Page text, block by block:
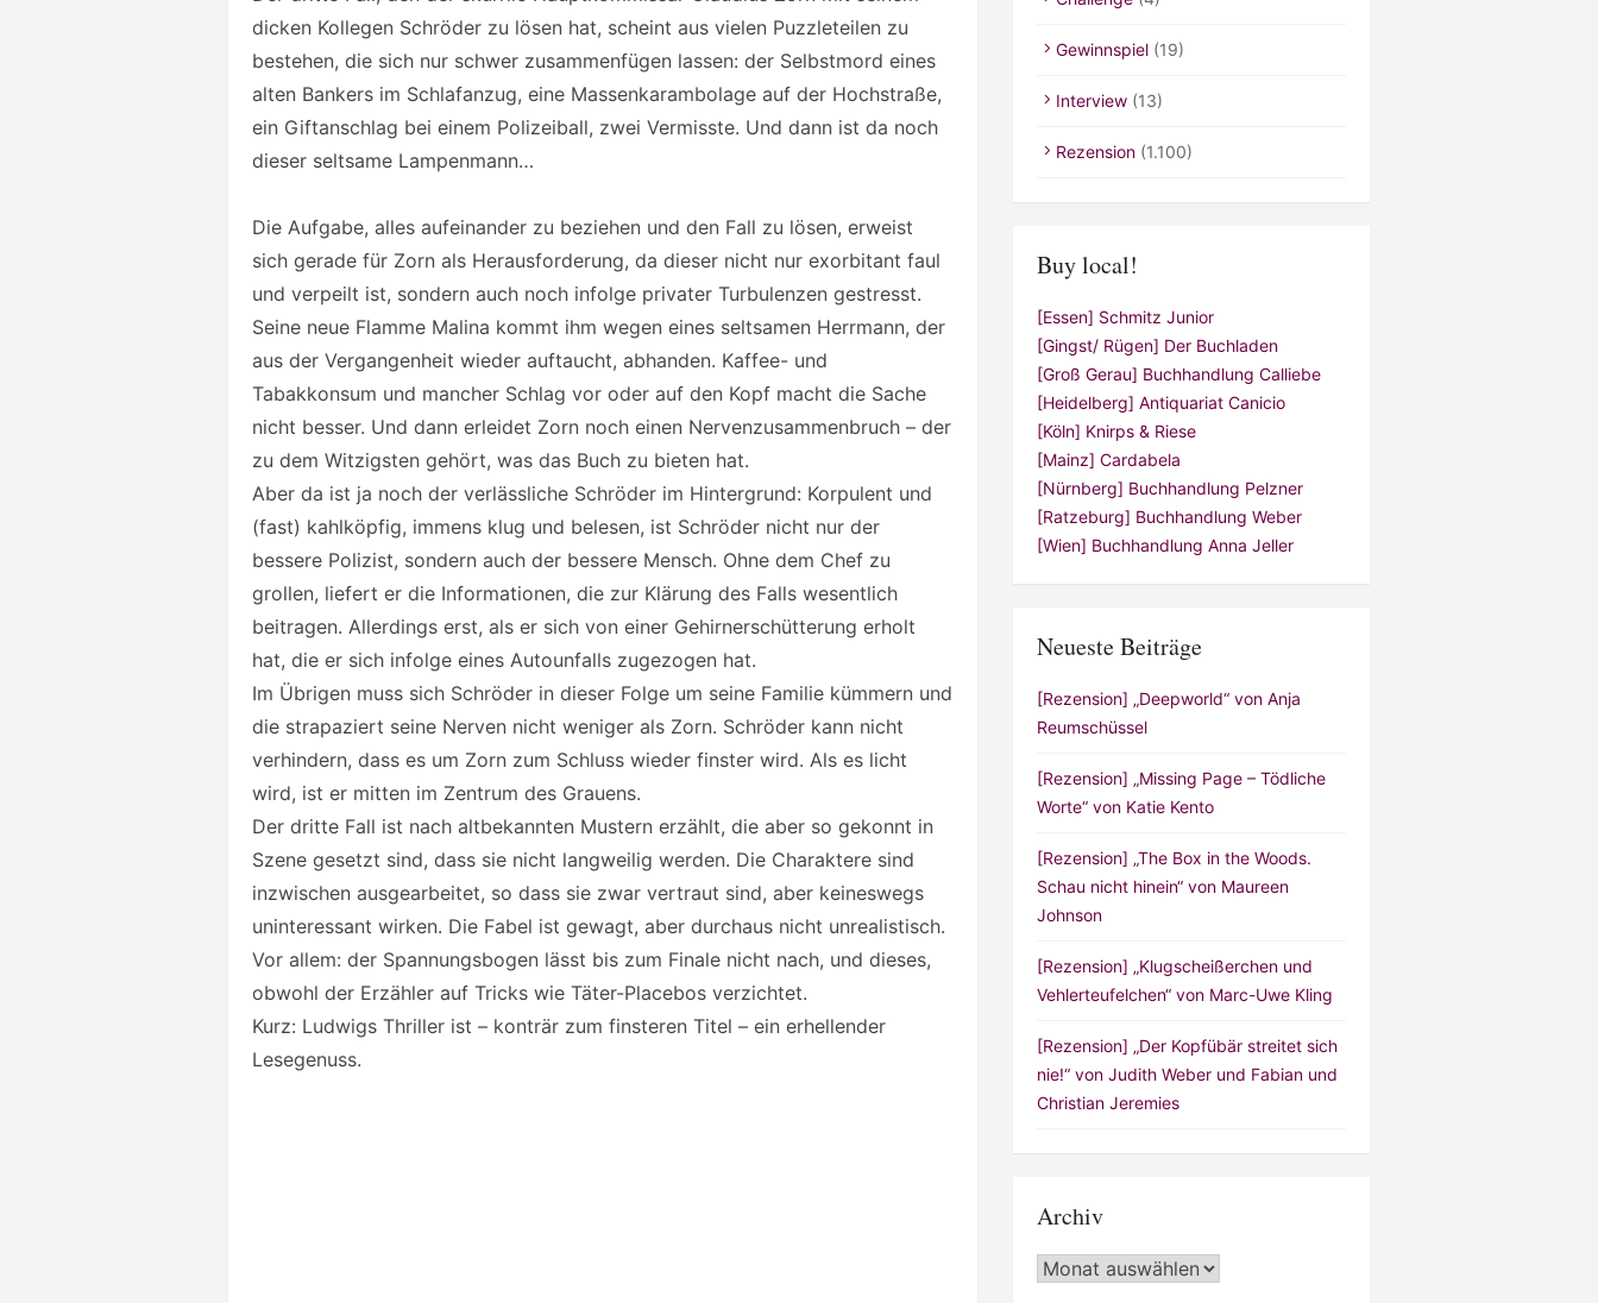
dicken Kollegen Schröder zu lösen hat, scheint aus vielen Puzzleteilen zu
bestehen, die sich nur schwer zusammenfügen lassen: der Selbstmord eines
alten Bankers im Schlafanzug, eine Massenkarambolage auf der Hochstraße,
ein Giftanschlag bei einem Polizeiball, zwei Vermisste. Und dann ist da noch
dieser seltsame Lampenmann…
Die Aufgabe, alles aufeinander zu beziehen und den Fall zu lösen, erweist
sich gerade für Zorn als Herausforderung, da dieser nicht nur exorbitant faul
und verpeilt ist, sondern auch noch infolge privater Turbulenzen gestresst.
Seine neue Flamme Malina kommt ihm wegen eines seltsamen Herrmann, der
aus der Vergangenheit wieder auftaucht, abhanden. Kaffee- und
Tabakkonsum und mancher Schlag vor oder auf den Kopf macht die Sache
nicht besser. Und dann erleidet Zorn noch einen Nervenzusammenbruch – der
zu dem Witzigsten gehört, was das Buch zu bieten hat.
Aber da ist ja noch der verlässliche Schröder im Hintergrund: Korpulent und
(fast) kahlköpfig, immens klug und belesen, ist Schröder nicht nur der
bessere Polizist, sondern auch der bessere Mensch. Ohne dem Chef zu
grollen, liefert er die Informationen, die zur Klärung des Falls wesentlich
beitragen. Allerdings erst, als er sich von einer Gehirnerschütterung erholt
hat, die er sich infolge eines Autounfalls zugezogen hat.
Im Übrigen muss sich Schröder in dieser Folge um seine Familie kümmern und
die strapaziert seine Nerven nicht weniger als Zorn. Schröder kann nicht
verhindern, dass es um Zorn zum Schluss wieder finster wird. Als es licht
wird, ist er mitten im Zentrum des Grauens.
Der dritte Fall ist nach altbekannten Mustern erzählt, die aber so gekonnt in
Szene gesetzt sind, dass sie nicht langweilig werden. Die Charaktere sind
inzwischen ausgearbeitet, so dass sie zwar vertraut sind, aber keineswegs
uninteressant wirken. Die Fabel ist gewagt, aber durchaus nicht unrealistisch.
Vor allem: der Spannungsbogen lässt bis zum Finale nicht nach, und dieses,
obwohl der Erzähler auf Tricks wie Täter-Placebos verzichtet.
Kurz: Ludwigs Thriller ist – konträr zum finsteren Titel – ein erhellender
Lesegenuss.
Gewinnspiel (19)
Interview (13)
Rezension (1.100)
Buy local!
[Essen] Schmitz Junior
[Gingst/ Rügen] Der Buchladen
[Groß Gerau] Buchhandlung Calliebe
[Heidelberg] Antiquariat Canicio
[Köln] Knirps & Riese
[Mainz] Cardabela
[Nürnberg] Buchhandlung Pelzner
[Ratzeburg] Buchhandlung Weber
[Wien] Buchhandlung Anna Jeller
Neueste Beiträge
[Rezension] „Deepworld“ von Anja
Reumschüssel
[Rezension] „Missing Page – Tödliche
Worte“ von Katie Kento
[Rezension] „The Box in the Woods.
Schau nicht hinein“ von Maureen
Johnson
[Rezension] „Klugscheißerchen und
Vehlerteufelchen“ von Marc-Uwe Kling
[Rezension] „Der Kopfübär streitet sich
nie!“ von Judith Weber und Fabian und
Christian Jeremies
Archiv
Archiv